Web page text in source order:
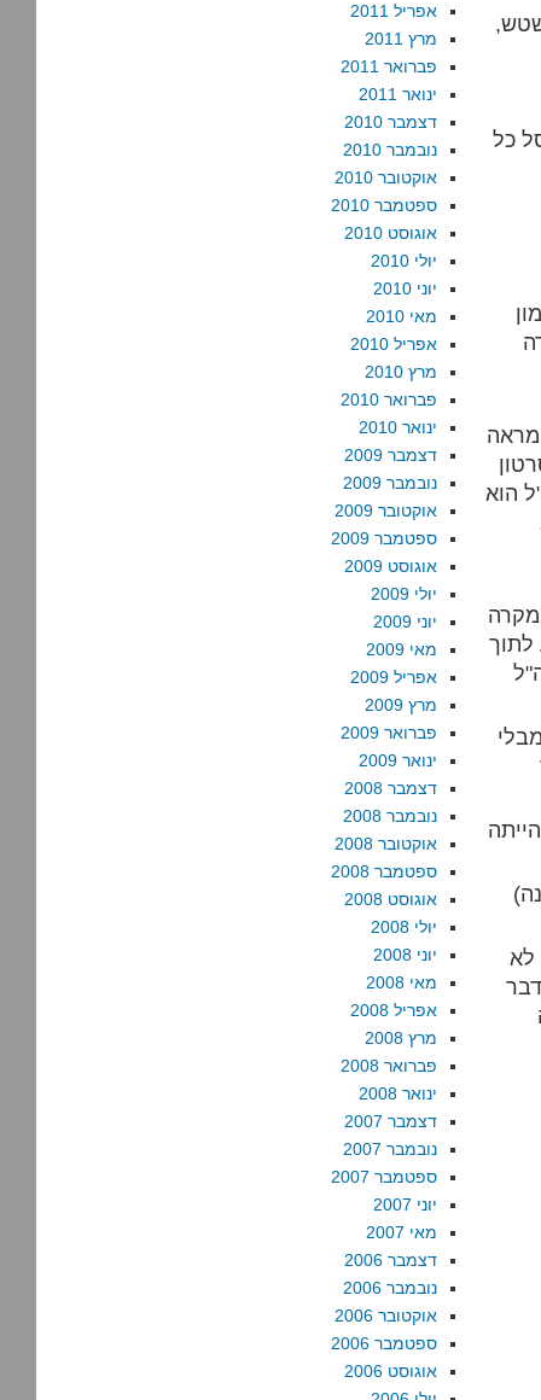
כל
מראה
הוא
לא
אפריל 2011
מרץ 2011
פברואר 2011
ינואר 2011
דצמבר 2010
נובמבר 2010
אוקטובר 2010
ספטמבר 2010
אוגוסט 2010
יולי 2010
יוני 2010
מאי 2010
אפריל 2010
מרץ 2010
פברואר 2010
ינואר 2010
דצמבר 2009
נובמבר 2009
אוקטובר 2009
ספטמבר 2009
אוגוסט 2009
יולי 2009
יוני 2009
מאי 2009
אפריל 2009
מרץ 2009
פברואר 2009
ינואר 2009
דצמבר 2008
נובמבר 2008
אוקטובר 2008
ספטמבר 2008
אוגוסט 2008
יולי 2008
יוני 2008
מאי 2008
אפריל 2008
מרץ 2008
פברואר 2008
ינואר 2008
דצמבר 2007
נובמבר 2007
ספטמבר 2007
יוני 2007
מאי 2007
דצמבר 2006
נובמבר 2006
אוקטובר 2006
ספטמבר 2006
אוגוסט 2006